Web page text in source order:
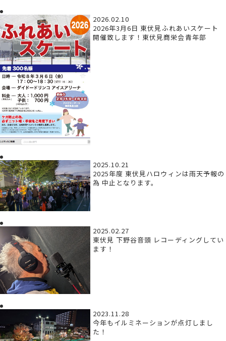
2026.02.10
2026年3月6日 東伏見ふれあいスケート
開催致します！東伏見商栄会青年部
2025.10.21
2025年度 東伏見ハロウィンは雨天予報の
為 中止となります。
2025.02.27
東伏見 下野谷音頭 レコーディングしてい
ます！
2023.11.28
今年もイルミネーションが点灯しまし
た！